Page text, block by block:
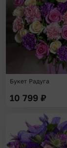
Букет Радуга
10 799 ₽